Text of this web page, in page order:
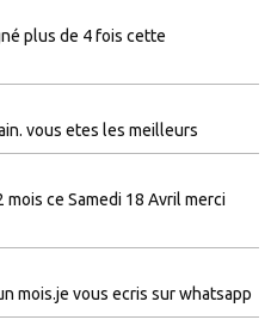
plus de 4 fois cette
vous etes les meilleurs
ce Samedi 18 Avril merci
mois.je vous ecris sur whatsapp